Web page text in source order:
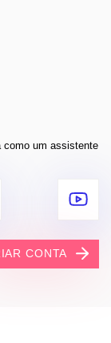
como um assistente
CONTA